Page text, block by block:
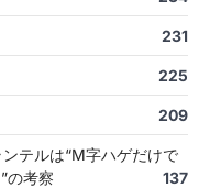
231
225
209
テルは“M字ハゲだけで
の考察
137